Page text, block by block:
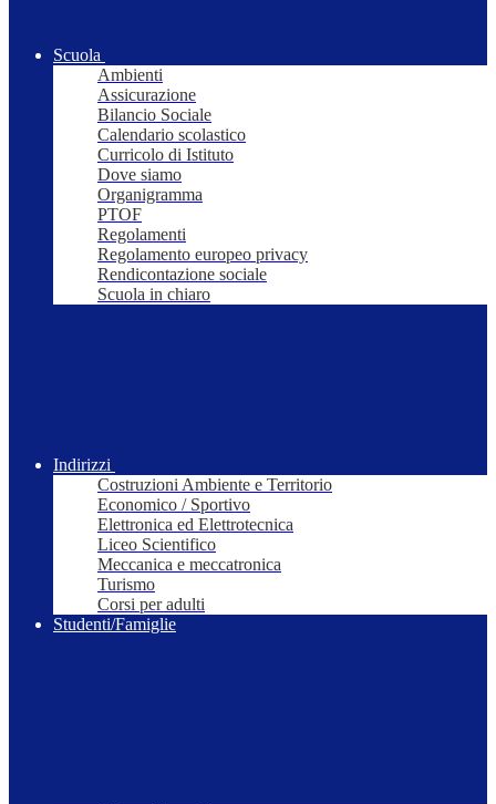
Scuola
Ambienti
Assicurazione
Bilancio Sociale
Calendario scolastico
Curricolo di Istituto
Dove siamo
Organigramma
PTOF
Regolamenti
Regolamento europeo privacy
Rendicontazione sociale
Scuola in chiaro
Indirizzi
Costruzioni Ambiente e Territorio
Economico / Sportivo
Elettronica ed Elettrotecnica
Liceo Scientifico
Meccanica e meccatronica
Turismo
Corsi per adulti
Studenti/Famiglie